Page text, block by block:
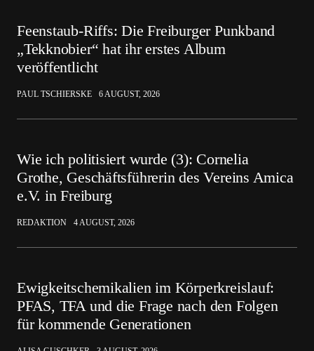
Feenstaub-Riffs: Die Freiburger Punkband
„Tekknobier“ hat ihr erstes Album
veröffentlicht
PAUL TSCHIERSKE 6 AUGUST, 2026
Wie ich politisiert wurde (3): Cornelia
Grothe, Geschäftsführerin des Vereins Amica
e.V. in Freiburg
REDAKTION 4 AUGUST, 2026
Ewigkeitschemikalien im Körperkreislauf:
PFAS, TFA und die Frage nach den Folgen
für kommende Generationen